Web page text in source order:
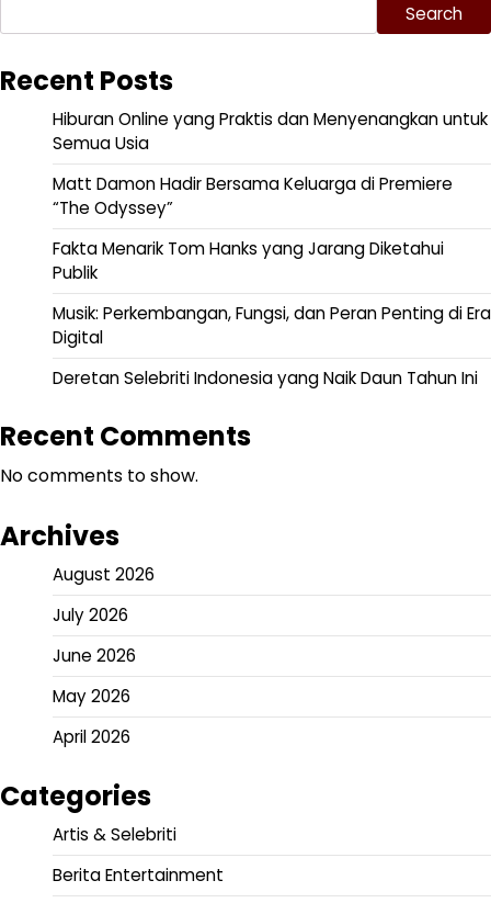
Search
Recent Posts
Hiburan Online yang Praktis dan Menyenangkan untuk
Semua Usia
Matt Damon Hadir Bersama Keluarga di Premiere
“The Odyssey”
Fakta Menarik Tom Hanks yang Jarang Diketahui
Publik
Musik: Perkembangan, Fungsi, dan Peran Penting di Era
Digital
Deretan Selebriti Indonesia yang Naik Daun Tahun Ini
Recent Comments
No comments to show.
Archives
August 2026
July 2026
June 2026
May 2026
April 2026
Categories
Artis & Selebriti
Berita Entertainment